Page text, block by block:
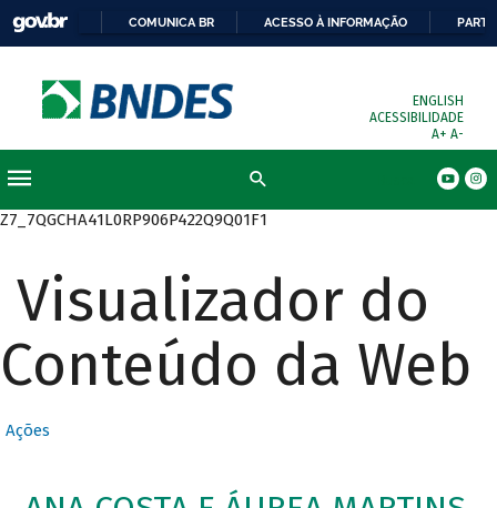
COMUNICA BR ACESSO À INFORMAÇÃO
ENGLISH
ACESSIBILIDADE
A+ A-
Z7_7QGCHA41L0RP906P422Q9Q01F1
Visualizador do
Conteúdo da Web
Ações